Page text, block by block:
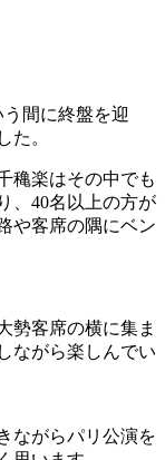
間に終盤を迎
た。
穐楽はその中でも
、40名以上の方が
や客席の隅にベン
勢客席の横に集ま
ながら楽しんでい
ながらパリ公演を